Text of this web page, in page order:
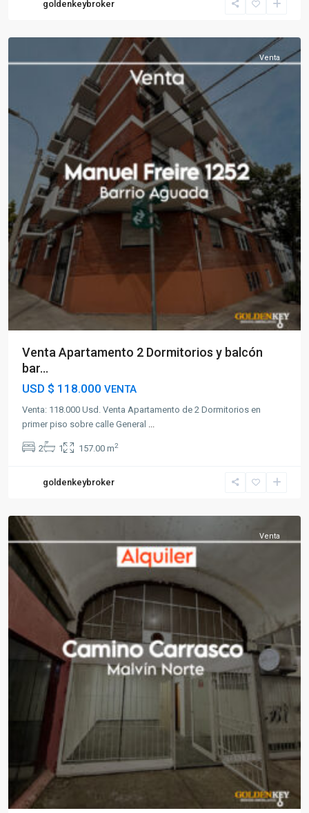
goldenkeybroker
Venta
Venta Apartamento 2 Dormitorios y balcón
bar...
USD $ 118.000 VENTA
Venta: 118.000 Usd. Venta Apartamento de 2 Dormitorios en
primer piso sobre calle General ...
2 1 157.00 m2
goldenkeybroker
Malvin
Venta